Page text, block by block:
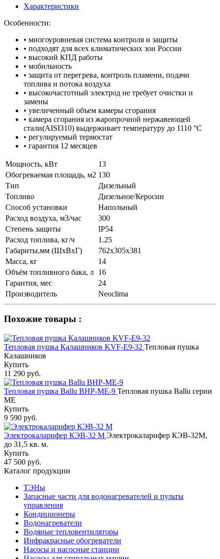
Характеристики
Особенности:
• многоуровневая система контроля и защиты
• подходят для всех климатических зон России
• высокий КПД работы
• мобильность
• защита от перегрева, контроль пламени, подачи
топлива и потока воздуха
• высокочастотный электрод не требует очистки и
замены
• увеличенный объем камеры сгорания
• камера сгорания из жаропрочной нержавеющей
стали(AISI310) выдерживает температуру до 1110 °С
• регулируемый термостат
• гарантия 12 месяцев
Мощность, кВт
13
Обогреваемая площадь, м2 130
Тип
Дизельный
Топливо
Дизельное/Керосин
Способ установки
Напольный
Расход воздуха, м3/час
300
Степень защиты
IP54
Расход топлива, кг/ч
1.25
Габариты,мм (ШхВхГ)
762х305х381
Масса, кг
14
Объём топливного бака, л 16
Гарантия, мес
24
Производитель
Neoclima
Похожие товары :
Тепловая пушка Калашников KVF-E9-32 Тепловая пушка
Калашников
Купить
11 290 руб.
Тепловая пушка Ballu BHP-ME-9 Тепловая пушка Ballu серии
ME
Купить
9 590 руб.
Электрокаларифер КЭВ-32 М Электрокаларифер КЭВ-32М,
до 31,5 кв. м.
Купить
47 500 руб.
Каталог продукции
ТЭНы
Запасные части для водонагревателей и пульты
управления
Кондиционеры
Водонагреватели
Водяные тепловентиляторы
Инфракрасные обогреватели
Насосы и насосные станции